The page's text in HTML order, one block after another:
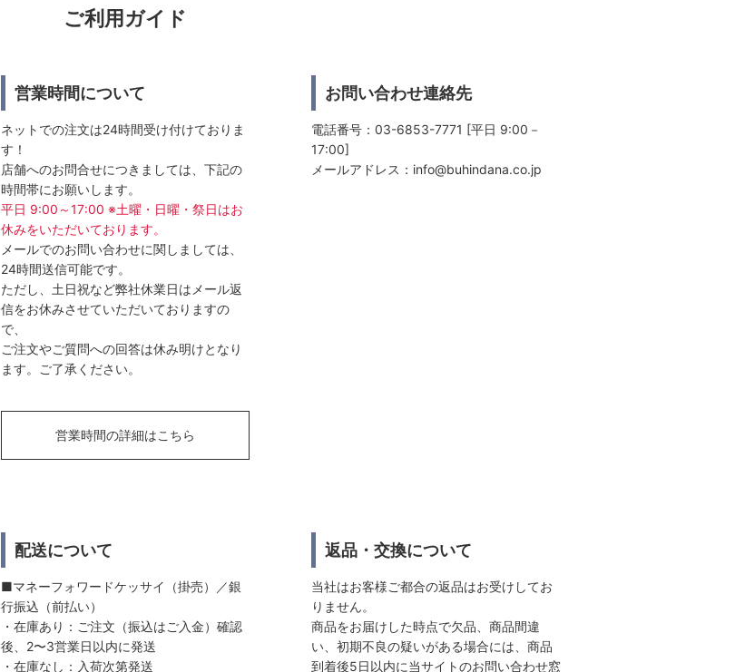
ご利用ガイド
営業時間について
ネットでの注文は24時間受け付けておりま
す！
店舗へのお問合せにつきましては、下記の
時間帯にお願いします。
平日 9:00～17:00 ※土曜・日曜・祭日はお
休みをいただいております。
メールでのお問い合わせに関しましては、
24時間送信可能です。
ただし、土日祝など弊社休業日はメール返
信をお休みさせていただいておりますの
で、
ご注文やご質問への回答は休み明けとなり
ます。ご了承ください。
営業時間の詳細はこちら
お問い合わせ連絡先
電話番号：03-6853-7771 [平日 9:00－
17:00]
メールアドレス： info@buhindana.co.jp
配送について
■マネーフォワードケッサイ（掛売）／銀
行振込（前払い）
・在庫あり：ご注文（振込はご入金）確認
後、2〜3営業日以内に発送
・在庫なし：入荷次第発送
返品・交換について
当社はお客様ご都合の返品はお受けしてお
りません。
商品をお届けした時点で欠品、商品間違
い、初期不良の疑いがある場合には、商品
到着後5日以内に当サイトのお問い合わせ窓